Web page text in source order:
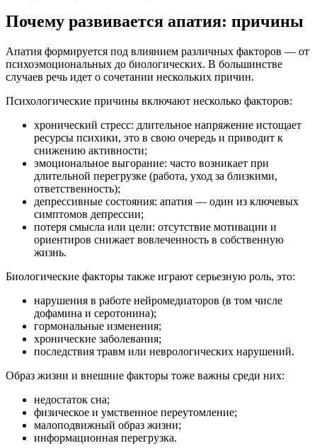
Почему развивается апатия: причины
Апатия формируется под влиянием различных факторов — от
психоэмоциональных до биологических. В большинстве
случаев речь идет о сочетании нескольких причин.
Психологические причины включают несколько факторов:
хронический стресс: длительное напряжение истощает
ресурсы психики, это в свою очередь и приводит к
снижению активности;
эмоциональное выгорание: часто возникает при
длительной перегрузке (работа, уход за близкими,
ответственность);
депрессивные состояния: апатия — один из ключевых
симптомов депрессии;
потеря смысла или цели: отсутствие мотивации и
ориентиров снижает вовлеченность в собственную
жизнь.
Биологические факторы также играют серьезную роль, это:
нарушения в работе нейромедиаторов (в том числе
дофамина и серотонина);
гормональные изменения;
хронические заболевания;
последствия травм или неврологических нарушений.
Образ жизни и внешние факторы тоже важны среди них:
недостаток сна;
физическое и умственное переутомление;
малоподвижный образ жизни;
информационная перегрузка.